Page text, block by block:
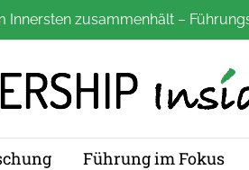
Innersten zusammenhält –
Führung im Fokus